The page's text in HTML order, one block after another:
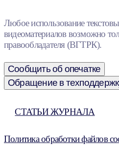
Любое использование
видеоматериалов возможно
правообладателя (ВГТРК).
Сообщить об опечатке
Обращение в
СТАТЬИ ЖУРНАЛА
Политика обработки файлов